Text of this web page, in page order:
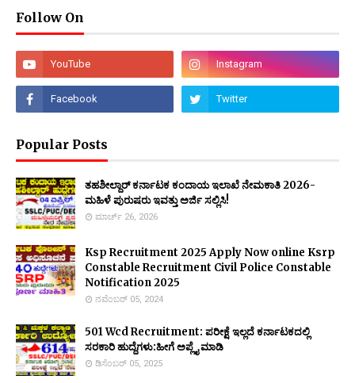
Follow On
Popular Posts
ತಹಶೀಲ್ದಾರ್ ಕರ್ನಾಟಕ ಕಂದಾಯ ಇಲಾಖೆ ನೇಮಕಾತಿ 2026-
ಮಹಿಳೆ ಪುರುಷರು ಇವತ್ತು ಅರ್ಜಿ ಸಲ್ಲಿಸಿ!
ಮಾರ್ಚ್ 26, 2026
Ksp Recruitment 2025 Apply Now online Ksrp
Constable Recruitment Civil Police Constable
Notification 2025
ನವೆಂಬರ್ 05, 2024
501 Wcd Recruitment: ಪರೀಕ್ಷೆ ಇಲ್ಲದೆ ಕರ್ನಾಟಕದಲ್ಲಿ
ಸರಕಾರಿ ಹುದ್ದೆಗಳು:ಹೀಗೆ ಅಪ್ಲೈ ಮಾಡಿ
ಡಿಸೆಂಬರ್ 05, 2025